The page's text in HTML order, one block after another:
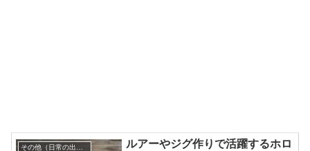
ルアーやジグ作りで活躍するホロ